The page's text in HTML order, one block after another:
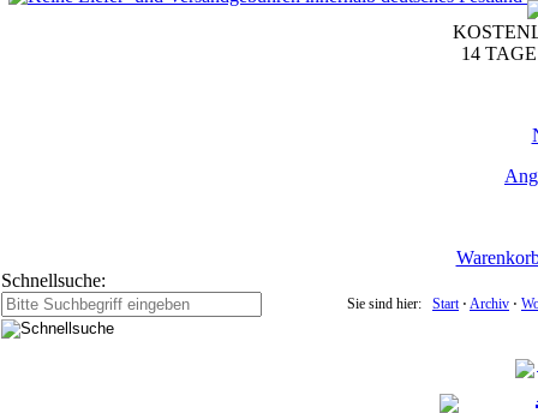
14
Schnellsuche:
Sie sind hier: Start⋅ Archiv ⋅